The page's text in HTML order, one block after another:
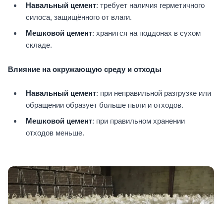
Навальный цемент: требует наличия герметичного
силоса, защищённого от влаги.
Мешковой цемент: хранится на поддонах в сухом
складе.
Влияние на окружающую среду и отходы
Навальный цемент: при неправильной разгрузке или
обращении образует больше пыли и отходов.
Мешковой цемент: при правильном хранении
отходов меньше.